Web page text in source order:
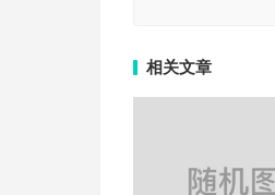
相关文章